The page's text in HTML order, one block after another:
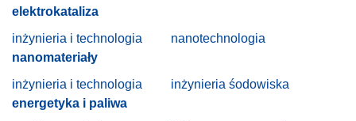
elektrokataliza
inżynieria i technologia
nanotechnologia
nanomateriały
inżynieria i technologia
inżynieria śodowiska
energetyka i paliwa